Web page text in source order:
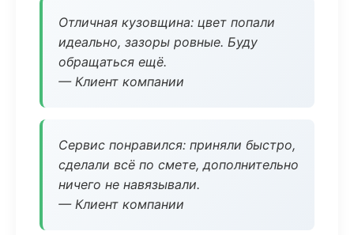
Отличная кузовщина: цвет попали
идеально, зазоры ровные. Буду
обращаться ещё.
— Клиент компании
Сервис понравился: приняли быстро,
сделали всё по смете, дополнительно
ничего не навязывали.
— Клиент компании